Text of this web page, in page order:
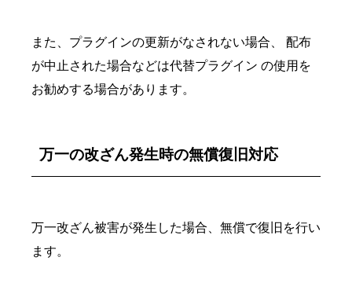
また、プラグインの更新がなされない場合、 配布
が中止された場合などは代替プラグイン の使用を
お勧めする場合があります。
万一の改ざん発生時の無償復旧対応
万一改ざん被害が発生した場合、無償で復旧を行い
ます。